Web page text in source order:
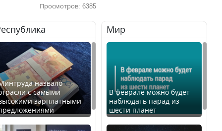
Просмотров: 6385
назвало
с самыми
зарплатными
Мир
В феврале можно будет
наблюдать парад из
шести планет